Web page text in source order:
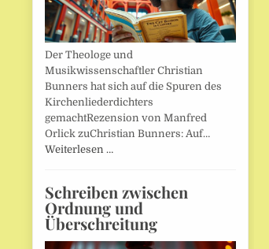
Der Theologe und
Musikwissenschaftler Christian
Bunners hat sich auf die Spuren des
Kirchenliederdichters
gemachtRezension von Manfred
Orlick zuChristian Bunners: Auf…
Weiterlesen …
Schreiben zwischen
Ordnung und
Überschreitung